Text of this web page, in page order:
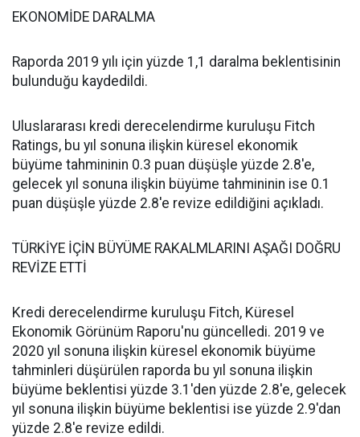
EKONOMİDE DARALMA
Raporda 2019 yılı için yüzde 1,1 daralma beklentisinin
bulunduğu kaydedildi.
Uluslararası kredi derecelendirme kuruluşu Fitch
Ratings, bu yıl sonuna ilişkin küresel ekonomik
büyüme tahmininin 0.3 puan düşüşle yüzde 2.8'e,
gelecek yıl sonuna ilişkin büyüme tahmininin ise 0.1
puan düşüşle yüzde 2.8'e revize edildiğini açıkladı.
TÜRKİYE İÇİN BÜYÜME RAKALMLARINI AŞAĞI DOĞRU
REVİZE ETTİ
Kredi derecelendirme kuruluşu Fitch, Küresel
Ekonomik Görünüm Raporu'nu güncelledi. 2019 ve
2020 yıl sonuna ilişkin küresel ekonomik büyüme
tahminleri düşürülen raporda bu yıl sonuna ilişkin
büyüme beklentisi yüzde 3.1'den yüzde 2.8'e, gelecek
yıl sonuna ilişkin büyüme beklentisi ise yüzde 2.9'dan
yüzde 2.8'e revize edildi.